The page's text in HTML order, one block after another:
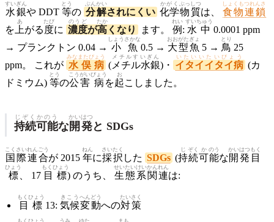
水銀
すいぎん
や DDT 等
とう
の 分
ぶん
解
かい
されにくい 化学
かがく
物質
ぶっしつ
は、 食物連鎖
しょくもつれんさ
を 上
あ
がる 度
たび
に 濃度
のうど
が高
たか
くなり ます。 例
れい
: 水中
すいちゅう
0.0001 ppm
→ プランクトン 0.04 → 小
しょう
魚
さかな
0.5 → 大型
おおがた
魚
ぎょ
5 → 鳥
とり
25
ppm。 これが 水俣病
みなまたびょう
( メチル水銀
メチルすいぎん
)・ イタイイタイ病
いたいいたいびょう
(カ
ドミウム) 等
とう
の公害
こうがい
病
びょう
を起
お
こしました。
持続
じぞく
可能
かのう
な開発
かいはつ
と SDGs
国
こく
際
さい
連
れん
合
ごう
が 2015 年
ねん
に採
さい
択
たく
した SDGs (持
じ
続
ぞく
可
か
能
のう
な開
かい
発
はつ
目
もく
標
ひょう
、 17 目標
もくひょう
) のうち、 生態系
せいたいけい
関連
かんれん
は:
目標
もくひょう
13: 気候
きこう
変動
へんどう
への対策
たいさく
もくひょう うみ ゆた まも